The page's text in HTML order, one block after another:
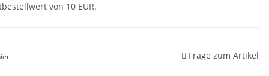
von 10 EUR.
Frage zum Artikel